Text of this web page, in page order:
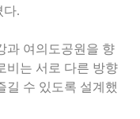
다.
과 여의도공원을 향
비는 서로 다른 방향
길 수 있도록 설계했